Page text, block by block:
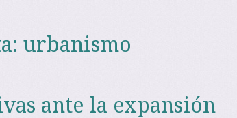
urbanismo
ante la expansión